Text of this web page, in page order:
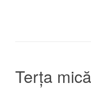
Terța mică